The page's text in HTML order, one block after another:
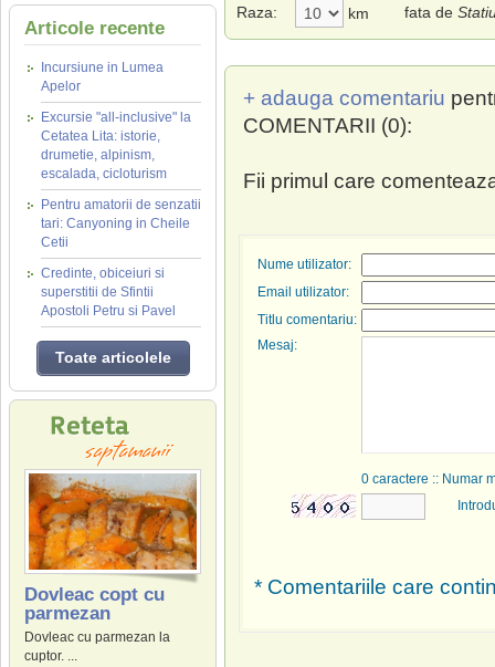
Articole recente
Incursiune in Lumea
Apelor
Excursie "all-inclusive" la
Cetatea Lita: istorie,
drumetie, alpinism,
escalada, cicloturism
Pentru amatorii de senzatii
tari: Canyoning in Cheile
Cetii
Credinte, obiceiuri si
superstitii de Sfintii
Apostoli Petru si Pavel
Toate articolele
Dovleac copt cu
parmezan
Dovleac cu parmezan la
cuptor. ...
Raza: km fata de
+ adauga comentariu
COMENTARII (0):
Fii primul care
Nume utilizator:
Email utilizator:
Titlu comentariu:
Mesaj:
0 caractere :: Numar
* Comentariile care